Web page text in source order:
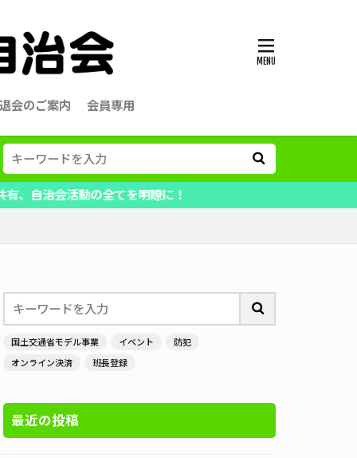
会のご案内 会員専用
てを明瞭に！
国土交通省モデル事業 イベント
防犯
オンライン決済
班長登録
最近の投稿